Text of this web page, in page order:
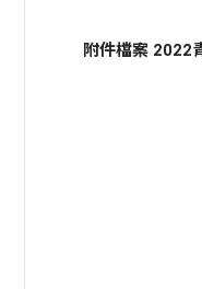
附件檔案 2022